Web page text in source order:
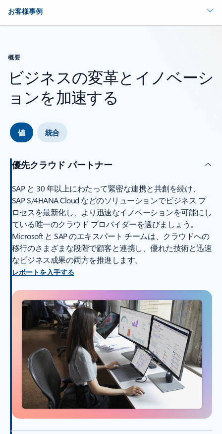
お客様事例
概要
ビジネスの変革とイノベーシ
ョンを加速する
値 統合
優先クラウド パートナー
SAP と 30 年以上にわたって緊密な連携と共創を続け、
SAP S/4HANA Cloud などのソリューションでビジネス プ
ロセスを最新化し、より迅速なイノベーションを可能にし
ている唯一のクラウド プロバイダーを選びましょう。
Microsoft と SAP のエキスパート チームは、クラウドへの
移行のさまざまな段階で顧客と連携し、優れた技術と迅速
なビジネス成果の両方を推進します。
レポートを入手する